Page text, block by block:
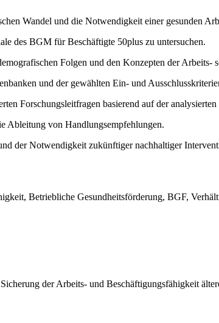
Wandel und die Notwendigkeit einer gesunden
des BGM für Beschäftigte 50plus zu untersuchen.
Folgen und den Konzepten der Arbeits-
und der gewählten Ein- und
Forschungsleitfragen basierend auf der
Ableitung von Handlungsempfehlungen.
der Notwendigkeit zukünftiger nachhaltiger
Betriebliche Gesundheitsförderung, BGF,
der Arbeits- und Beschäftigungsfähigkeit